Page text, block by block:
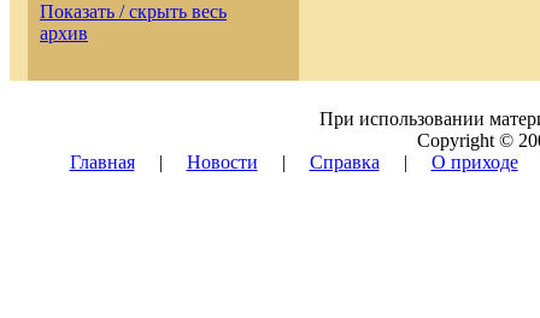
Показать / скрыть весь
архив
При использовании
Copyright ©
Главная| Новости | Справка | О приходе